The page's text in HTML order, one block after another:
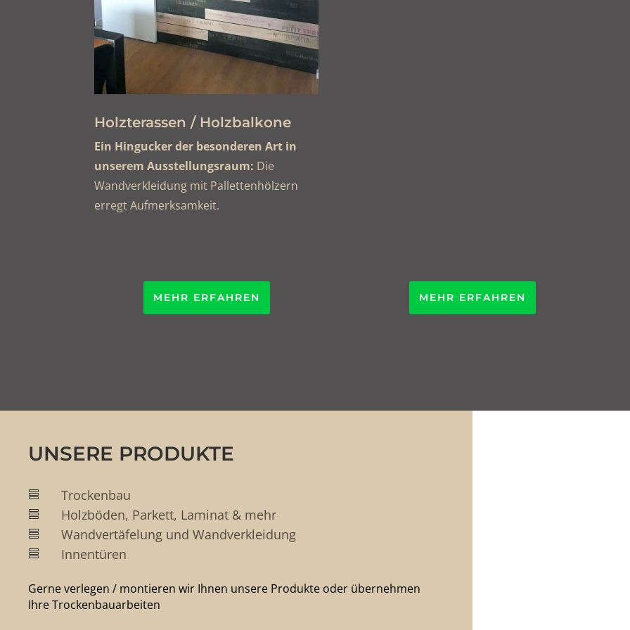
Holzterassen / Holzbalkone
Ein Hingucker der besonderen Art in
unserem Ausstellungsraum: Die
Wandverkleidung mit Pallettenhölzern
erregt Aufmerksamkeit.
MEHR ERFAHREN MEHR ERFAHREN
UNSERE PRODUKTE
 Trockenbau
 Holzböden, Parkett, Laminat & mehr
 Wandvertäfelung und Wandverkleidung
 Innentüren
Gerne verlegen / montieren wir Ihnen unsere Produkte oder übernehmen
Ihre Trockenbauarbeiten